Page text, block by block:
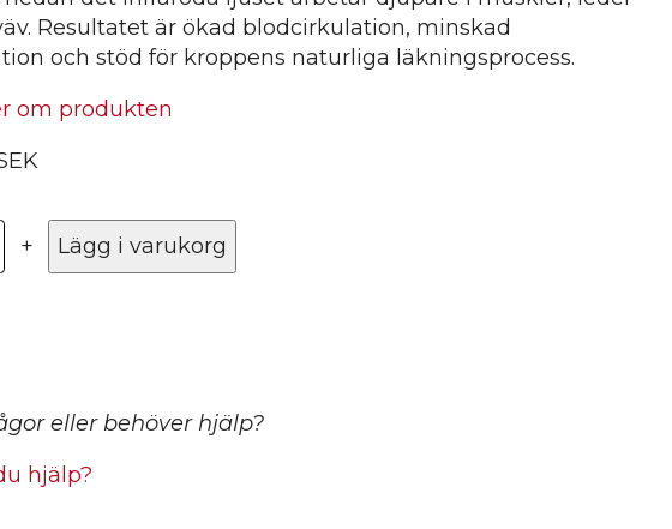
Resultatet är ökad blodcirkulation, minskad
och stöd för kroppens naturliga läkningsprocess.
om produkten
underarm
+ Lägg i varukorg
eller behöver hjälp?
hjälp?